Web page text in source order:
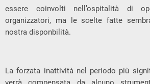
essere coinvolti nell’ospitalità di
organizzatori, ma le scelte fatte
nostra disponbilità.
La forzata inattività nel periodo più